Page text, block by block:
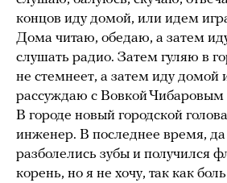
концов иду домой, или идем
Дома читаю, обедаю, а затем
слушать радио. Затем гуляю в
не стемнеет, а затем иду домой
рассуждаю с Вовкой Чибаровым
В городе новый городской
инженер. В последнее время, да
разболелись зубы и получился
корень, но я не хочу, так как